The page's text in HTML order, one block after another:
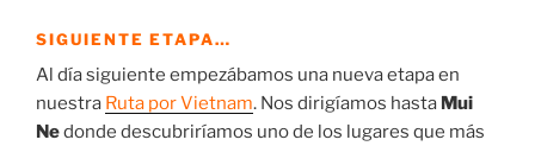
SIGUIENTE ETAPA…
Al día siguiente empezábamos una nueva etapa en
nuestra Ruta por Vietnam. Nos dirigíamos hasta Mui
Nedonde descubriríamos uno de los lugares que más